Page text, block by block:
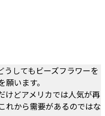
うしてもビーズフラワーを
います。
けどアメリカでは人気が再
れから需要があるのではな